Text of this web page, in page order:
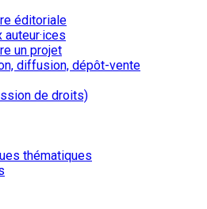
éditoriale
auteur·ices
un projet
diffusion, dépôt-vente
de droits)
thématiques